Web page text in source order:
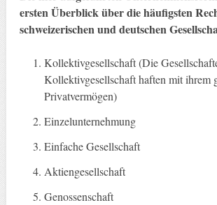
ersten Überblick über die häufigsten
schweizerischen und deutschen
Kollektivgesellschaft (Die
Kollektivgesellschaft haften mit ihrem
Privatvermögen)
Einzelunternehmung
Einfache Gesellschaft
Aktiengesellschaft
Genossenschaft